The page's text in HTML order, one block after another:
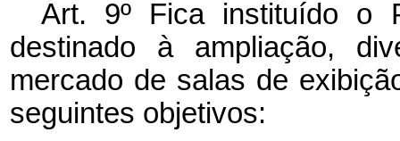
Art. 9º Fica instituído o
destinado à ampliação,
mercado de salas de
seguintes objetivos: